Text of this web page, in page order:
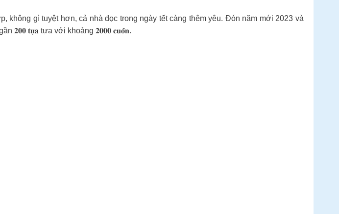
không gì tuyệt hơn, cả nhà đọc trong ngày tết càng thêm yêu. Đón năm mới 2023 và
𝟐𝟎𝟎 𝐭𝐮̛̣𝐚 tựa với khoảng 𝟐𝟎𝟎𝟎 𝐜𝐮𝐨̂́𝐧.